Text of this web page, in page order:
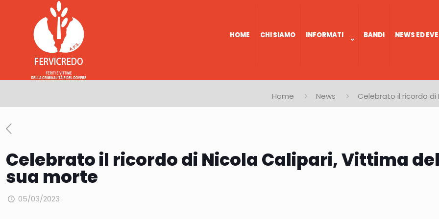
HOME CHI SIAMO INFORMATI BANDI NEWS ED
Home News Celebrato il ricordo di
Celebrato il ricordo di Nicola Calipari, Vittima
sua morte
05/03/2023